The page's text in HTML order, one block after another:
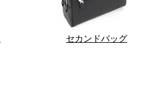
セカンドバッグ